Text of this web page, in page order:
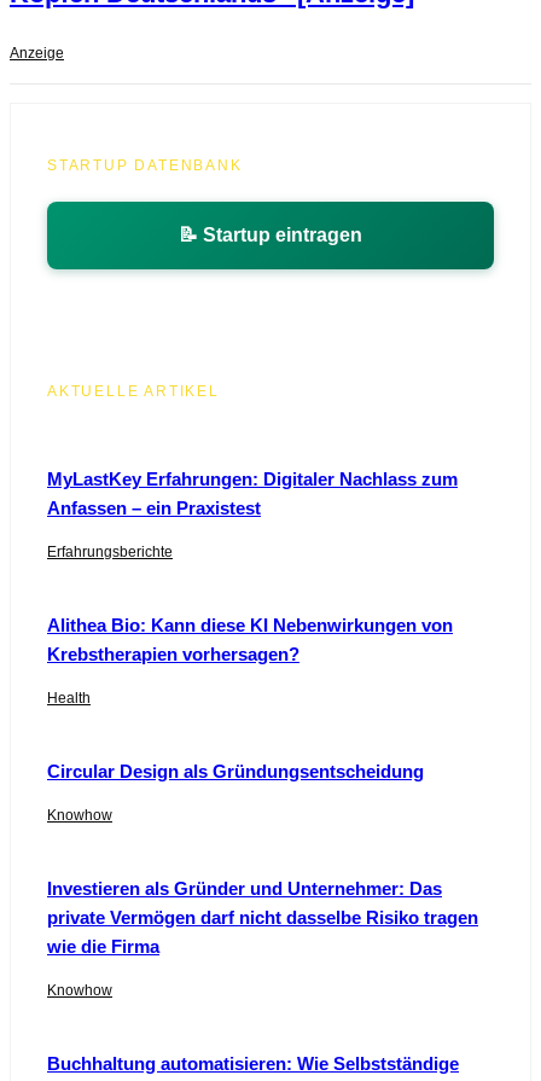
Anzeige
STARTUP DATENBANK
📝 Startup eintragen
AKTUELLE ARTIKEL
MyLastKey Erfahrungen: Digitaler Nachlass zum
Anfassen – ein Praxistest
Erfahrungsberichte
Alithea Bio: Kann diese KI Nebenwirkungen von
Krebstherapien vorhersagen?
Health
Circular Design als Gründungsentscheidung
Knowhow
Investieren als Gründer und Unternehmer: Das
private Vermögen darf nicht dasselbe Risiko tragen
wie die Firma
Knowhow
Buchhaltung automatisieren: Wie Selbstständige